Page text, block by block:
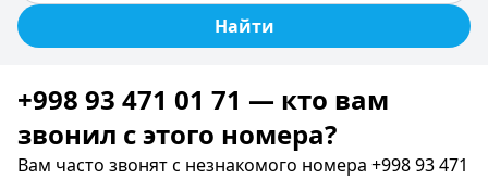
Найти
+998 93 471 01 71 — кто вам
звонил c этого номера?
Вам часто звонят с незнакомого номера +998 93 471